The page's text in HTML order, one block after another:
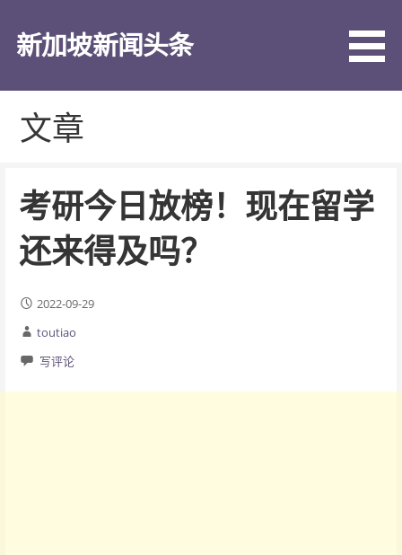
新加坡新闻头条
文章
考研今日放榜！现在留学
还来得及吗？
2022-09-29
toutiao
写评论